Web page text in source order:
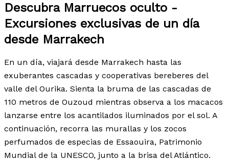
Descubra Marruecos oculto -
Excursiones exclusivas de un día
desde Marrakech
En un día, viajará desde Marrakech hasta las
exuberantes cascadas y cooperativas bereberes del
valle del Ourika. Sienta la bruma de las cascadas de
110 metros de Ouzoud mientras observa a los macacos
lanzarse entre los acantilados iluminados por el sol. A
continuación, recorra las murallas y los zocos
perfumados de especias de Essaouira, Patrimonio
Mundial de la UNESCO, junto a la brisa del Atlántico.